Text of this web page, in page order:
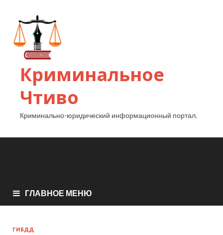
Криминальное
Чтиво
Криминально-юридический информационный портал.
ГЛАВНОЕ МЕНЮ
ГИБДД